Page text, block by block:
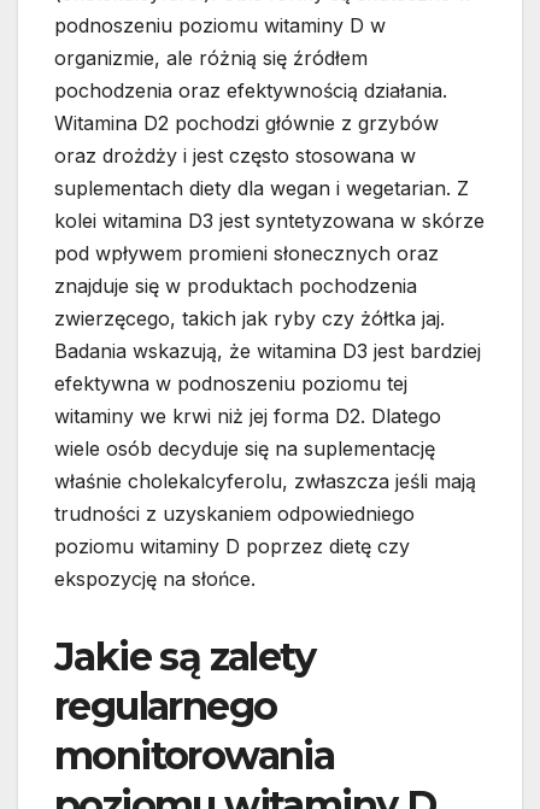
podnoszeniu poziomu witaminy D w
organizmie, ale różnią się źródłem
pochodzenia oraz efektywnością działania.
Witamina D2 pochodzi głównie z grzybów
oraz drożdży i jest często stosowana w
suplementach diety dla wegan i wegetarian. Z
kolei witamina D3 jest syntetyzowana w skórze
pod wpływem promieni słonecznych oraz
znajduje się w produktach pochodzenia
zwierzęcego, takich jak ryby czy żółtka jaj.
Badania wskazują, że witamina D3 jest bardziej
efektywna w podnoszeniu poziomu tej
witaminy we krwi niż jej forma D2. Dlatego
wiele osób decyduje się na suplementację
właśnie cholekalcyferolu, zwłaszcza jeśli mają
trudności z uzyskaniem odpowiedniego
poziomu witaminy D poprzez dietę czy
ekspozycję na słońce.
Jakie są zalety
regularnego
monitorowania